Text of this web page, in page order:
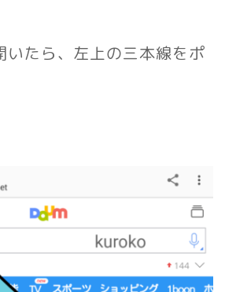
いたら、左上の三本線をポ